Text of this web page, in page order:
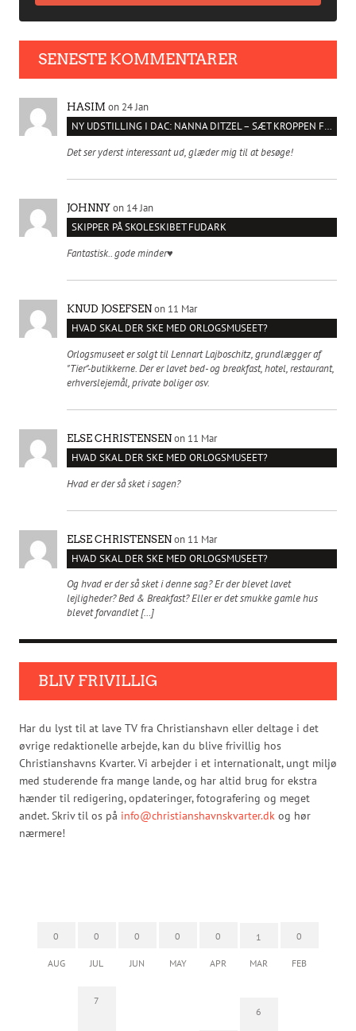
SENESTE KOMMENTARER
HASIM on 24 Jan
NY UDSTILLING I DAC: NANNA DITZEL – SÆT KROPPEN FRI
Det ser yderst interessant ud, glæder mig til at besøge!
JOHNNY on 14 Jan
SKIPPER PÅ SKOLESKIBET FUDARK
Fantastisk.. gode minder♥️
KNUD JOSEFSEN on 11 Mar
HVAD SKAL DER SKE MED ORLOGSMUSEET?
Orlogsmuseet er solgt til Lennart Lajboschitz, grundlægger af
"Tier"-butikkerne. Der er lavet bed- og breakfast, hotel, restaurant,
erhverslejemål, private boliger osv.
ELSE CHRISTENSEN on 11 Mar
HVAD SKAL DER SKE MED ORLOGSMUSEET?
Hvad er der så sket i sagen?
ELSE CHRISTENSEN on 11 Mar
HVAD SKAL DER SKE MED ORLOGSMUSEET?
Og hvad er der så sket i denne sag? Er der blevet lavet
lejligheder? Bed & Breakfast? Eller er det smukke gamle hus
blevet forvandlet […]
BLIV FRIVILLIG
Har du lyst til at lave TV fra Christianshavn eller deltage i det
øvrige redaktionelle arbejde, kan du blive frivillig hos
Christianshavns Kvarter. Vi arbejder i et internationalt, ungt miljø
med studerende fra mange lande, og har altid brug for ekstra
hænder til redigering, opdateringer, fotografering og meget
andet. Skriv til os på info@christianshavnskvarter.dk og hør
nærmere!
0
AUG
0
JUL
0
JUN
0
MAY
0
APR
1
MAR
0
FEB
7
6